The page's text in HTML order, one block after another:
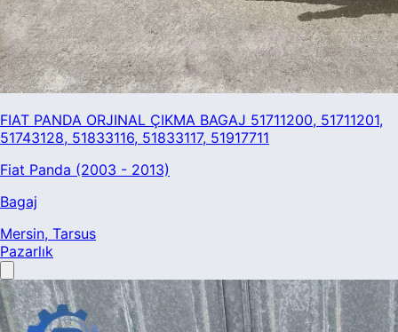
FIAT PANDA ORJINAL ÇIKMA BAGAJ 51711200, 51711201,
51743128, 51833116, 51833117, 51917711
Fiat Panda (2003 - 2013)
Bagaj
Mersin, Tarsus
Pazarlık